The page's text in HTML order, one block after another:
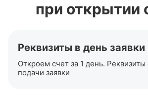
при открытии
Реквизиты в день заявки
Откроем счет за 1 день. Реквизиты
подачи заявки